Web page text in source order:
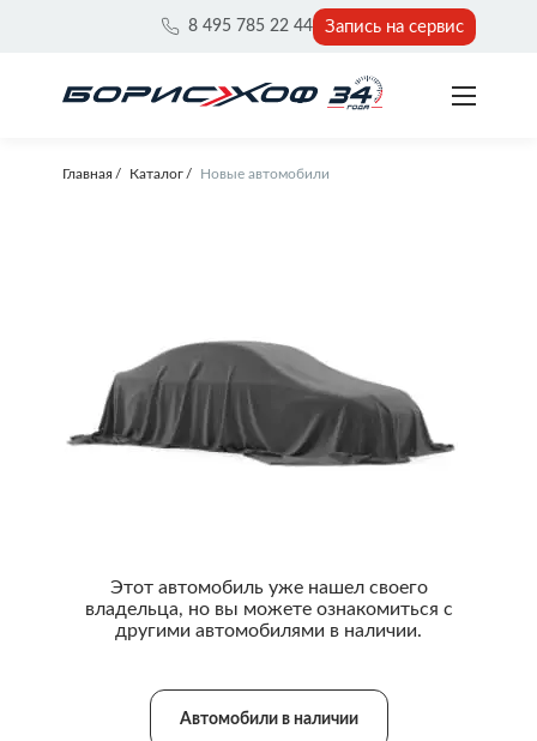
8 495 785 22 44 Запись на сервис
Главная Каталог Новые автомобили
Этот автомобиль уже нашел своего
владельца, но вы можете ознакомиться с
другими автомобилями в наличии.
Автомобили в наличии